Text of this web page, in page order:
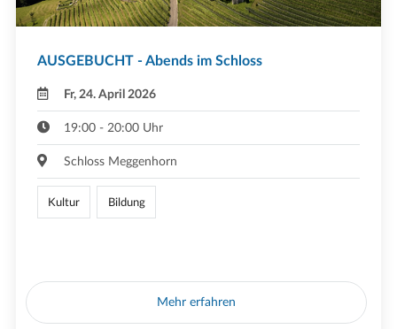
AUSGEBUCHT - Abends im Schloss
Fr, 24. April 2026
19:00 - 20:00 Uhr
Schloss Meggenhorn
Kultur Bildung
Mehr erfahren